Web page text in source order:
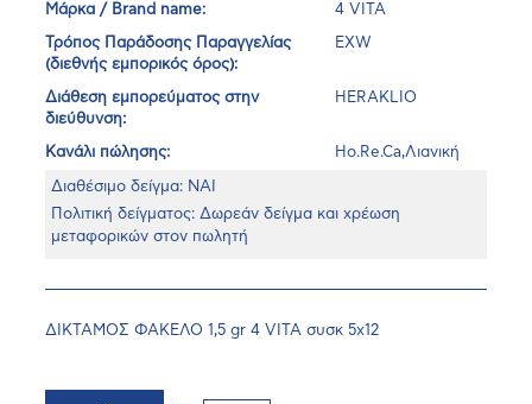
Μάρκα / Brand name: 4 VITA
Τρόπος Παράδοσης Παραγγελίας
(διεθνής εμπορικός όρος):
EXW
Διάθεση εμπορεύματος στην
διεύθυνση:
HERAKLIO
Κανάλι πώλησης: Ho.Re.Ca,Λιανική
Διαθέσιμο δείγμα: ΝΑΙ
Πολιτική δείγματος: Δωρεάν δείγμα και χρέωση
μεταφορικών στον πωλητή
ΔΙΚΤΑΜΟΣ ΦΑΚΕΛΟ 1,5 gr 4 VITA συσκ 5χ12